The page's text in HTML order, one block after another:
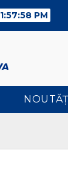
1:57:59 PM